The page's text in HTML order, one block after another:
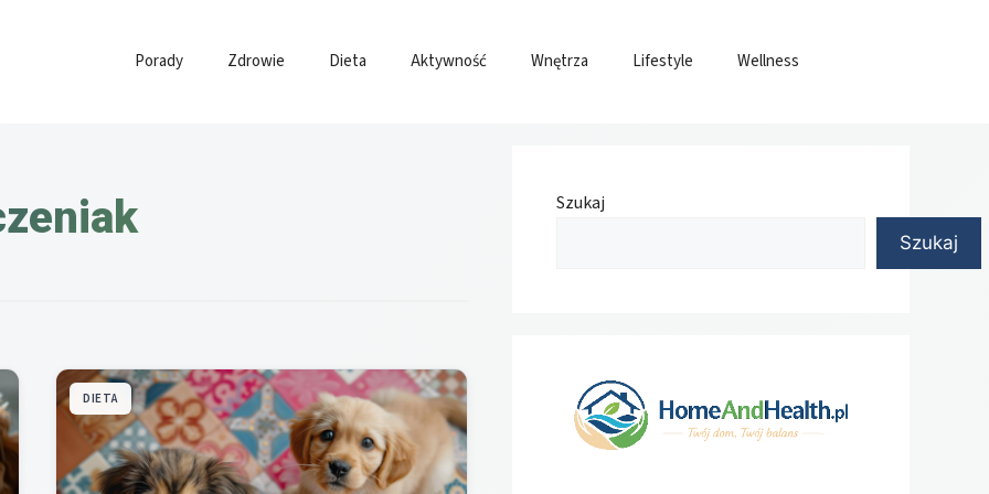
Porady Zdrowie Dieta Aktywność Wnętrza Lifestyle Wellness
DIETA
Szukaj
Szukaj